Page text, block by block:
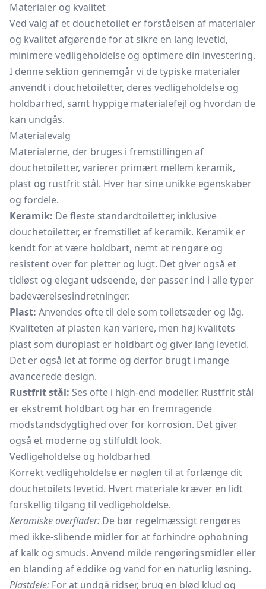
Materialer og kvalitet
Ved valg af et douchetoilet er forståelsen af materialer
og kvalitet afgørende for at sikre en lang levetid,
minimere vedligeholdelse og optimere din investering.
I denne sektion gennemgår vi de typiske materialer
anvendt i douchetoiletter, deres vedligeholdelse og
holdbarhed, samt hyppige materialefejl og hvordan de
kan undgås.
Materialevalg
Materialerne, der bruges i fremstillingen af
douchetoiletter, varierer primært mellem keramik,
plast og rustfrit stål. Hver har sine unikke egenskaber
og fordele.
Keramik: De fleste standardtoiletter, inklusive
douchetoiletter, er fremstillet af keramik. Keramik er
kendt for at være holdbart, nemt at rengøre og
resistent over for pletter og lugt. Det giver også et
tidløst og elegant udseende, der passer ind i alle typer
badeværelsesindretninger.
Plast: Anvendes ofte til dele som toiletsæder og låg.
Kvaliteten af plasten kan variere, men høj kvalitets
plast som duroplast er holdbart og giver lang levetid.
Det er også let at forme og derfor brugt i mange
avancerede design.
Rustfrit stål: Ses ofte i high-end modeller. Rustfrit stål
er ekstremt holdbart og har en fremragende
modstandsdygtighed over for korrosion. Det giver
også et moderne og stilfuldt look.
Vedligeholdelse og holdbarhed
Korrekt vedligeholdelse er nøglen til at forlænge dit
douchetoilets levetid. Hvert materiale kræver en lidt
forskellig tilgang til vedligeholdelse.
Keramiske overflader: De bør regelmæssigt rengøres
med ikke-slibende midler for at forhindre ophobning
af kalk og smuds. Anvend milde rengøringsmidler eller
en blanding af eddike og vand for en naturlig løsning.
Plastdele: For at undgå ridser, brug en blød klud og